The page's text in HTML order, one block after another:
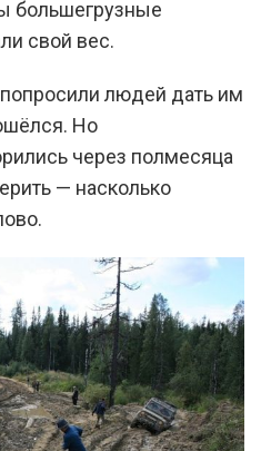
большегрузные
свой вес.
людей дать им
Но
через полмесяца
— насколько